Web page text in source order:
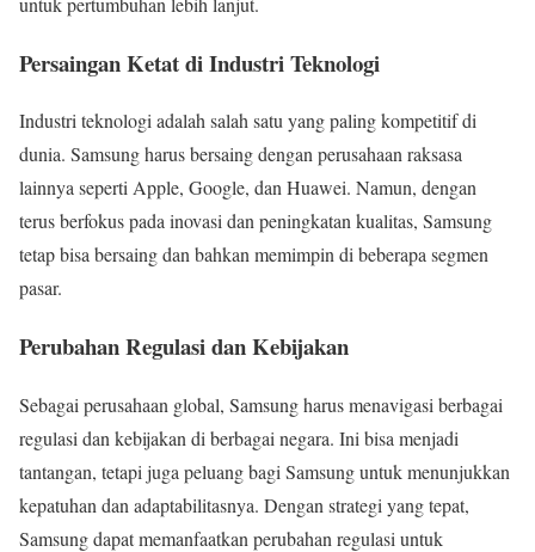
Persaingan Ketat di Industri Teknologi
Industri teknologi adalah salah satu yang paling kompetitif di
dunia. Samsung harus bersaing dengan perusahaan raksasa
lainnya seperti Apple, Google, dan Huawei. Namun, dengan
terus berfokus pada inovasi dan peningkatan kualitas, Samsung
tetap bisa bersaing dan bahkan memimpin di beberapa segmen
pasar.
Perubahan Regulasi dan Kebijakan
Sebagai perusahaan global, Samsung harus menavigasi berbagai
regulasi dan kebijakan di berbagai negara. Ini bisa menjadi
tantangan, tetapi juga peluang bagi Samsung untuk menunjukkan
kepatuhan dan adaptabilitasnya. Dengan strategi yang tepat,
Samsung dapat memanfaatkan perubahan regulasi untuk